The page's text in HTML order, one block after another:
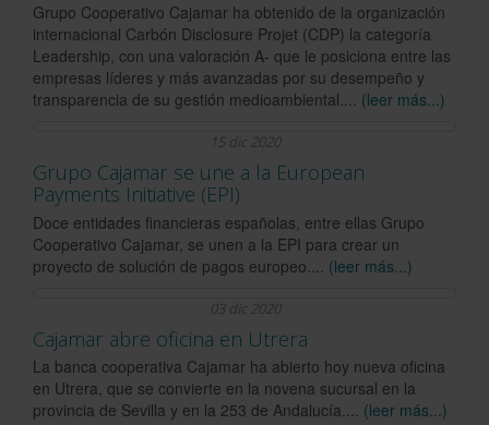
Grupo Cooperativo Cajamar ha obtenido de la organización
internacional Carbón Disclosure Projet (CDP) la categoría
Leadership, con una valoración A- que le posiciona entre las
empresas líderes y más avanzadas por su desempeño y
transparencia de su gestión medioambiental.... (leer más...)
15 dic 2020
Grupo Cajamar se une a la European
Payments Initiative (EPI)
Doce entidades financieras españolas, entre ellas Grupo
Cooperativo Cajamar, se unen a la EPI para crear un
proyecto de solución de pagos europeo.... (leer más...)
03 dic 2020
Cajamar abre oficina en Utrera
La banca cooperativa Cajamar ha abierto hoy nueva oficina
en Utrera, que se convierte en la novena sucursal en la
provincia de Sevilla y en la 253 de Andalucía.... (leer más...)